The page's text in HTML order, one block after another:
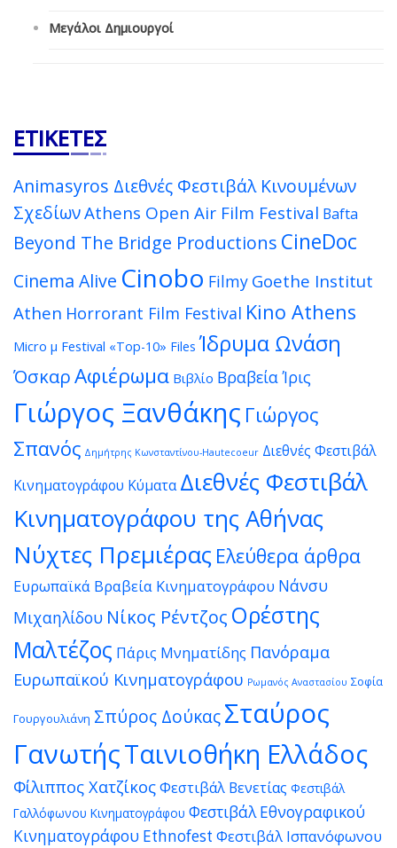
Μεγάλοι Δημιουργοί
ΕΤΙΚΈΤΕΣ
Animasyros Διεθνές Φεστιβάλ Κινουμένων
ΣχεδίωνAthens Open Air Film Festival Bafta
Beyond The Bridge Productions CineDoc
Cinema Alive Cinobo Filmy Goethe Institut
Athen Horrorant Film Festival Kino Athens
Micro μ Festival «Top-10» Files Ίδρυμα Ωνάση
ΌσκαρΑφιέρωμα Βιβλίο Βραβεία Ίρις
Γιώργος Ξανθάκης Γιώργος
Σπανός Δημήτρης Κωνσταντίνου-Hautecoeur Διεθνές Φεστιβάλ
Κινηματογράφου Κύματα Διεθνές Φεστιβάλ
Κινηματογράφου της Αθήνας
Νύχτες Πρεμιέρας Ελεύθερα άρθρα
Ευρωπαϊκά Βραβεία Κινηματογράφου Νάνσυ
Μιχαηλίδου Νίκος Ρέντζος Ορέστης
Μαλτέζος Πάρις Μνηματίδης Πανόραμα
Ευρωπαϊκού Κινηματογράφου Ρωμανός Αναστασίου Σοφία
Γουργουλιάνη Σπύρος ΔούκαςΣταύρος
ΓανωτήςΤαινιοθήκη Ελλάδος
Φίλιππος ΧατζίκοςΦεστιβάλ Βενετίας Φεστιβάλ
Γαλλόφωνου Κινηματογράφου Φεστιβάλ Εθνογραφικού
Κινηματογράφου Ethnofest Φεστιβάλ Ισπανόφωνου